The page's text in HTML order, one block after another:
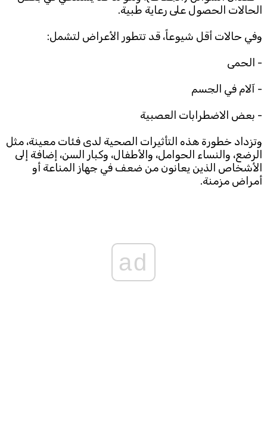
الحالات الحصول على رعاية طبية.
وفي حالات أقل شيوعاً، قد تتطور الأعراض لتشمل:
- الحمى
- آلام في الجسم
- بعض الاضطرابات العصبية
وتزداد خطورة هذه التأثيرات الصحية لدى فئات معينة، مثل
الرضع، والنساء الحوامل، والأطفال، وكبار السن، إضافة إلى
الأشخاص الذين يعانون من ضعف في جهاز المناعة أو
أمراض مزمنة.
ad